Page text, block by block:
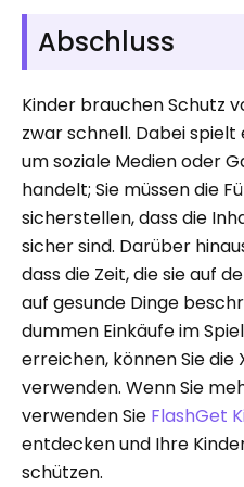
Abschluss
Kinder brauchen Schutz
zwar schnell. Dabei spielt
um soziale Medien oder
handelt; Sie müssen die
sicherstellen, dass die
sicher sind. Darüber
dass die Zeit, die sie auf
auf gesunde Dinge
dummen Einkäufe im
erreichen, können Sie
verwenden. Wenn Sie
verwenden Sie FlashGet
entdecken und Ihre
schützen.